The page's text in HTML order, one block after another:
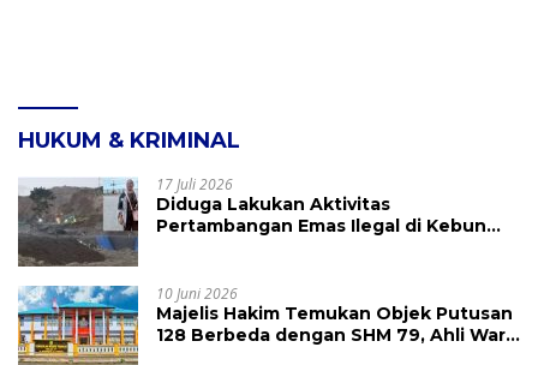
HUKUM & KRIMINAL
17 Juli 2026
Diduga Lakukan Aktivitas
Pertambangan Emas Ilegal di Kebun
10 Juni 2026
Majelis Hakim Temukan Objek Putusan
128 Berbeda dengan SHM 79, Ahli Waris